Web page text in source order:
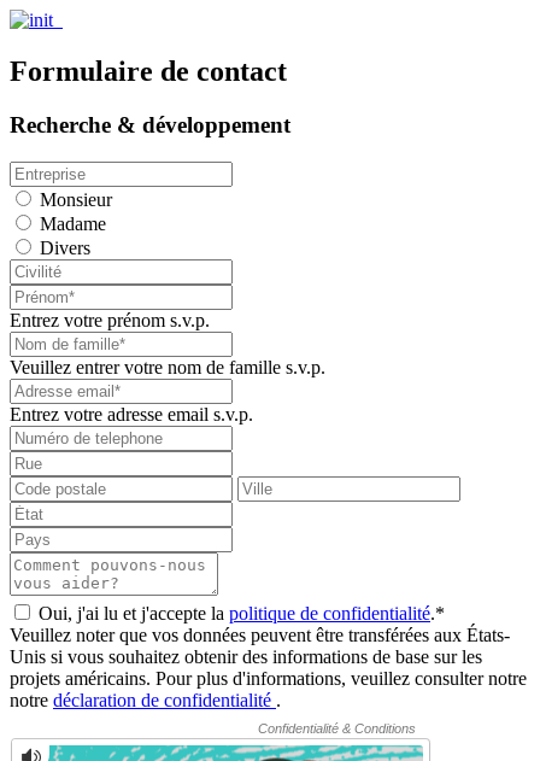
Formulaire de contact
Recherche & développement
Monsieur
Madame
Divers
Entrez votre prénom s.v.p.
Veuillez entrer votre nom de famille s.v.p.
Entrez votre adresse email s.v.p.
Oui, j'ai lu et j'accepte la politique de confidentialité.*
Veuillez noter que vos données peuvent être transférées aux États-
Unis si vous souhaitez obtenir des informations de base sur les
projets américains. Pour plus d'informations, veuillez consulter notre
notre déclaration de confidentialité .